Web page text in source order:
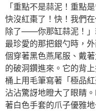
「重點不是蒜泥！重點
快沒紅棗了！快！我們
除了——你那缸蒜泥！」
最珍愛的那把銀勺時，
個穿著黑色燕尾服、戴
的破洞鑽進來。它的背
桶上用毛筆寫著「極品
沾沾驚訝地瞪大了眼睛
著白色手套的爪子優雅